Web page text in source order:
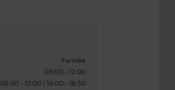
Fermée
08:00 - 12:00
08:00 - 12:00 | 14:00 - 18:30